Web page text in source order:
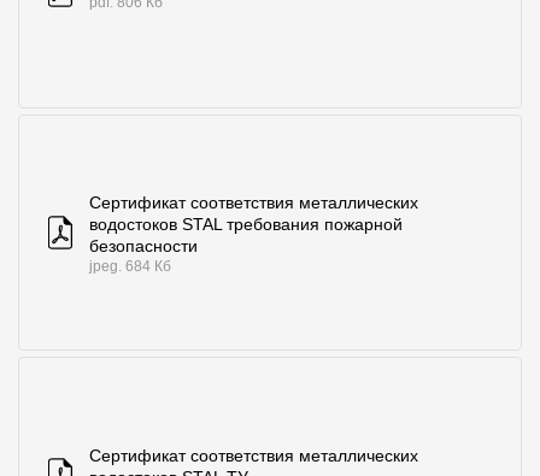
Сертификат соответствия металлических
водостоков STAL требования пожарной
безопасности
jpeg. 684 Кб
Сертификат соответствия металлических